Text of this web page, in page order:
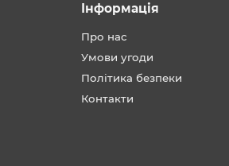
Інформація
Про нас
Умови угоди
Політика безпеки
Контакти